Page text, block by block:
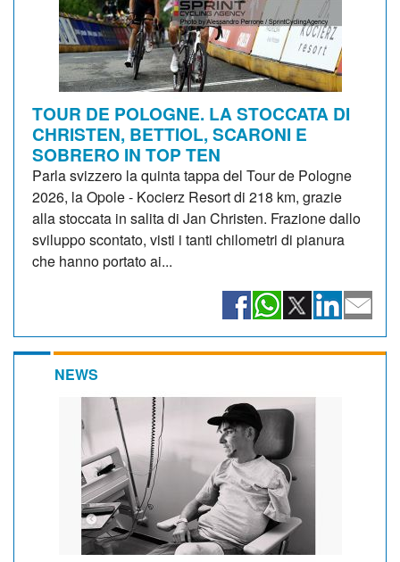
TOUR DE POLOGNE. LA STOCCATA DI
CHRISTEN, BETTIOL, SCARONI E
SOBRERO IN TOP TEN
Parla svizzero la quinta tappa del Tour de Pologne
2026, la Opole - Kocierz Resort di 218 km, grazie
alla stoccata in salita di Jan Christen. Frazione dallo
sviluppo scontato, visti i tanti chilometri di pianura
che hanno portato ai...
NEWS